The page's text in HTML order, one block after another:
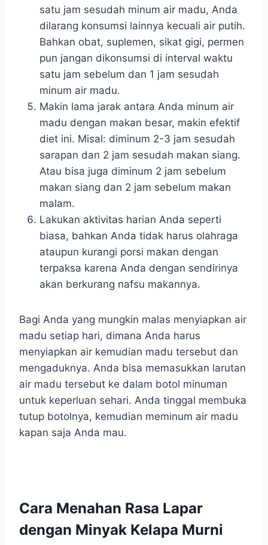
satu jam sesudah minum air madu, Anda
dilarang konsumsi lainnya kecuali air putih.
Bahkan obat, suplemen, sikat gigi, permen
pun jangan dikonsumsi di interval waktu
satu jam sebelum dan 1 jam sesudah
minum air madu.
Makin lama jarak antara Anda minum air
madu dengan makan besar, makin efektif
diet ini. Misal: diminum 2-3 jam sesudah
sarapan dan 2 jam sesudah makan siang.
Atau bisa juga diminum 2 jam sebelum
makan siang dan 2 jam sebelum makan
malam.
Lakukan aktivitas harian Anda seperti
biasa, bahkan Anda tidak harus olahraga
ataupun kurangi porsi makan dengan
terpaksa karena Anda dengan sendirinya
akan berkurang nafsu makannya.
Bagi Anda yang mungkin malas menyiapkan air
madu setiap hari, dimana Anda harus
menyiapkan air kemudian madu tersebut dan
mengaduknya. Anda bisa memasukkan larutan
air madu tersebut ke dalam botol minuman
untuk keperluan sehari. Anda tinggal membuka
tutup botolnya, kemudian meminum air madu
kapan saja Anda mau.
Cara Menahan Rasa Lapar
dengan Minyak Kelapa Murni